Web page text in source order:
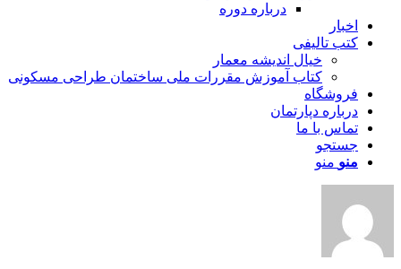
درباره دوره
اخبار
کتب تالیفی
خیال اندیشه معمار
کتاب آموزش مقررات ملی ساختمان طراحی مسکونی
فروشگاه
درباره دپارتمان
تماس با ما
جستجو
منو منو